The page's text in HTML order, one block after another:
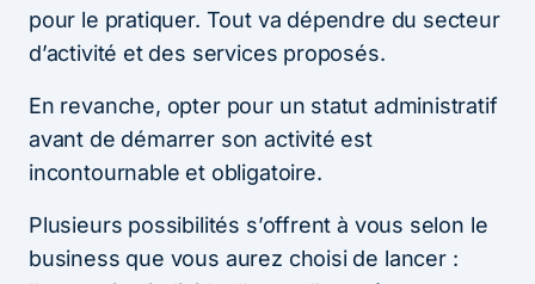
pour le pratiquer. Tout va dépendre du secteur
d’activité et des services proposés.
En revanche, opter pour un statut administratif
avant de démarrer son activité est
incontournable et obligatoire.
Plusieurs possibilités s’offrent à vous selon le
business que vous aurez choisi de lancer :